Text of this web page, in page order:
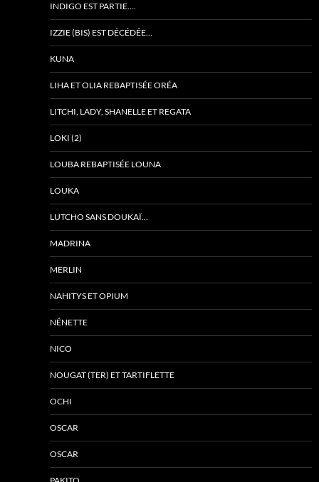
INDIGO EST PARTIE….
IZZIE (BIS) EST DÉCÉDÉE…
KUNA
LIHA ET OLIA REBAPTISÉE ORÉA
LITCHI, LADY, SHANELLE ET REGATA
LOKI (2)
LOUBA REBAPTISÉE LOUNA
LOUKA
LUTCHO SANS DOUKAÏ…
MADRINA
MERLIN
NAHITYS ET OPIUM
NÉNETTE
NICO
NOUGAT (TER) ET TARTIFLETTE
OCHI
OSCAR
OSCAR